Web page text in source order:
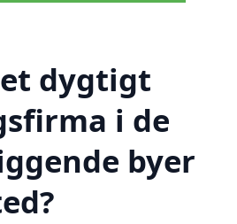
dygtigt
i de
byer